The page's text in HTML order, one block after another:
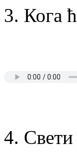
3. Кога
4.